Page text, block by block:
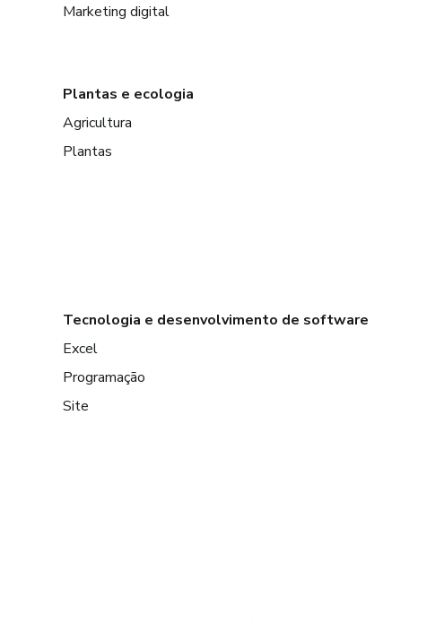
Marketing digital
Plantas e ecologia
Agricultura
Plantas
Tecnologia e desenvolvimento de software
Excel
Programação
Site